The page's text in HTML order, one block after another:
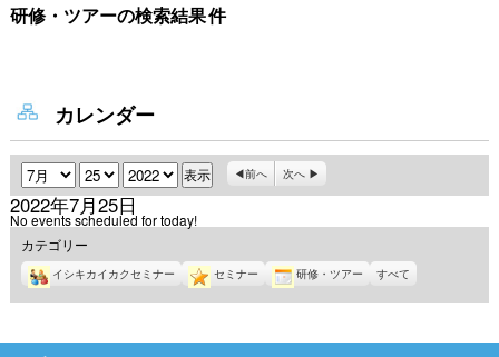
研修・ツアーに参加
研修・ツアーの検索結果件
カレンダー
月 日 年 前へ 次へ
2022年7月25日
No events scheduled for today!
カテゴリー
イシキカイカクセミナー セミナー 研修・ツアー すべて